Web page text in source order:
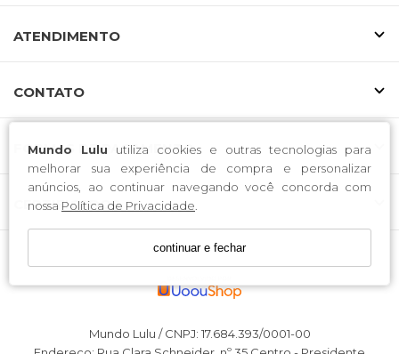
Mundo Lulu utiliza cookies e outras tecnologias para
melhorar sua experiência de compra e personalizar
anúncios, ao continuar navegando você concorda com
nossa Política de Privacidade
continuar e fechar
ATENDIMENTO
CONTATO
FORMAS DE PAGAMENTO
CERTIFICADOS
Mundo Lulu / CNPJ: 17.684.393/0001-00